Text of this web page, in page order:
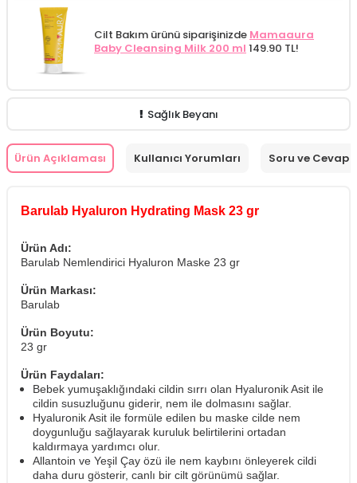
Cilt Bakım ürünü siparişinizde Mamaaura
Baby Cleansing Milk 200 ml 149.90 TL!
Sağlık Beyanı
Ürün Açıklaması Kullanıcı Yorumları Soru ve Cevap
Barulab Hyaluron Hydrating Mask 23 gr
Ürün Adı:
Barulab Nemlendirici Hyaluron Maske 23 gr
Ürün Markası:
Barulab
Ürün Boyutu:
23 gr
Ürün Faydaları:
Bebek yumuşaklığındaki cildin sırrı olan Hyaluronik Asit ile
cildin susuzluğunu giderir, nem ile dolmasını sağlar.
Hyaluronik Asit ile formüle edilen bu maske cilde nem
doygunluğu sağlayarak kuruluk belirtilerini ortadan
kaldırmaya yardımcı olur.
Allantoin ve Yeşil Çay özü ile nem kaybını önleyerek cildi
daha duru gösterir, canlı bir cilt görünümü sağlar.